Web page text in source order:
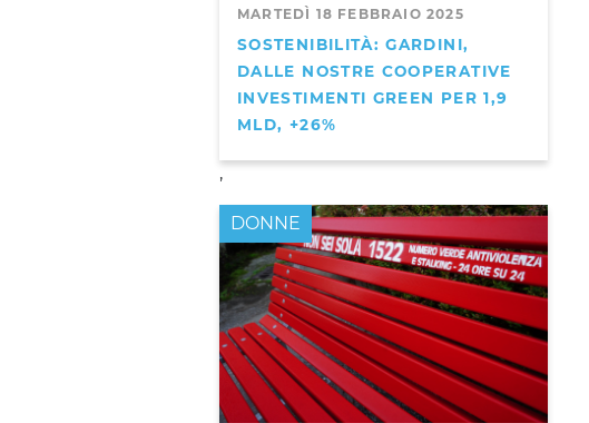
MARTEDÌ 18 FEBBRAIO 2025
SOSTENIBILITÀ: GARDINI,
DALLE NOSTRE COOPERATIVE
INVESTIMENTI GREEN PER 1,9
MLD, +26%
,
DONNE